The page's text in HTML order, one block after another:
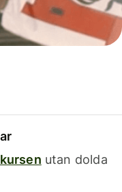
utan dolda